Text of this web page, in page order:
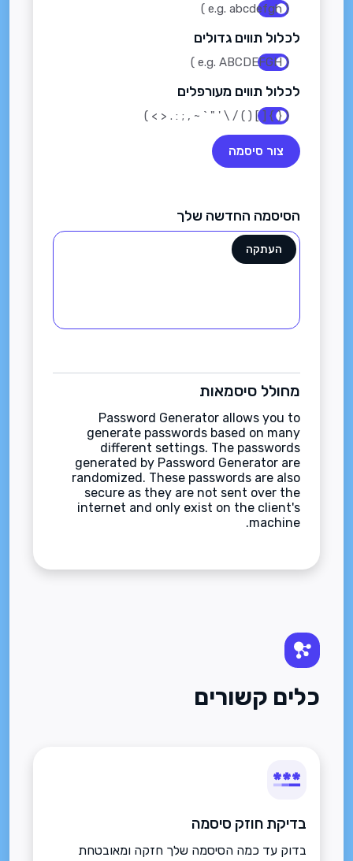
( e.g. abcdefgh )
לכלול תווים גדולים
( e.g. ABCDEFGH )
לכלול תווים מעורפלים
( { } [ ] ( ) / \ ' " ` ~ , ; : . < > )
צור סיסמה
הסיסמה החדשה שלך
העתקה
מחולל סיסמאות
Password Generator allows you to
generate passwords based on many
different settings. The passwords
generated by Password Generator are
randomized. These passwords are also
secure as they are not sent over the
internet and only exist on the client's
machine.
כלים קשורים
בדיקת חוזק סיסמה
בדוק עד כמה הסיסמה שלך חזקה ומאובטחת